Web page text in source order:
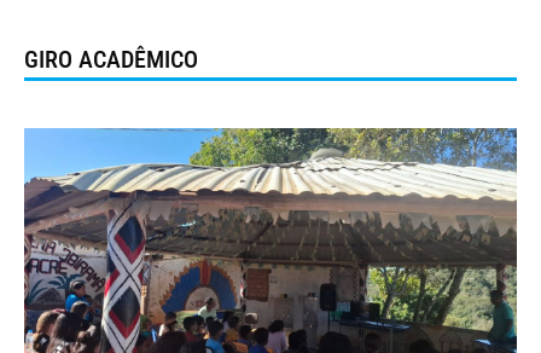
GIRO ACADÊMICO